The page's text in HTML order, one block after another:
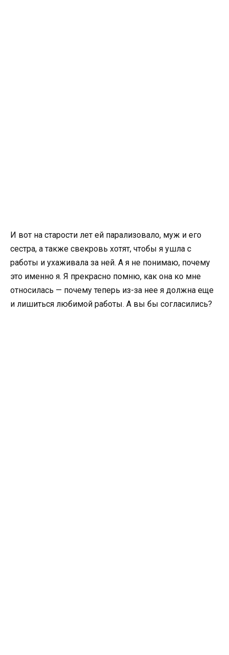
И вот на старости лет ей парализовало, муж и его
сестра, а также свекровь хотят, чтобы я ушла с
работы и ухаживала за ней. А я не понимаю, почему
это именно я. Я прекрасно помню, как она ко мне
относилась — почему теперь из-за нее я должна еще
и лишиться любимой работы. А вы бы согласились?